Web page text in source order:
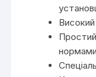
Високий
Простий